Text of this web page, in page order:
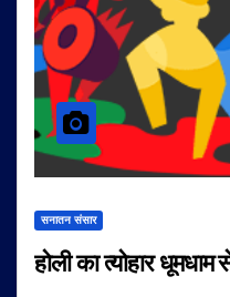
सनातन संसार
होली का त्योहार धूमधाम